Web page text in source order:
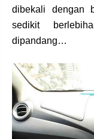
dibekali
sedikit
dipandang…